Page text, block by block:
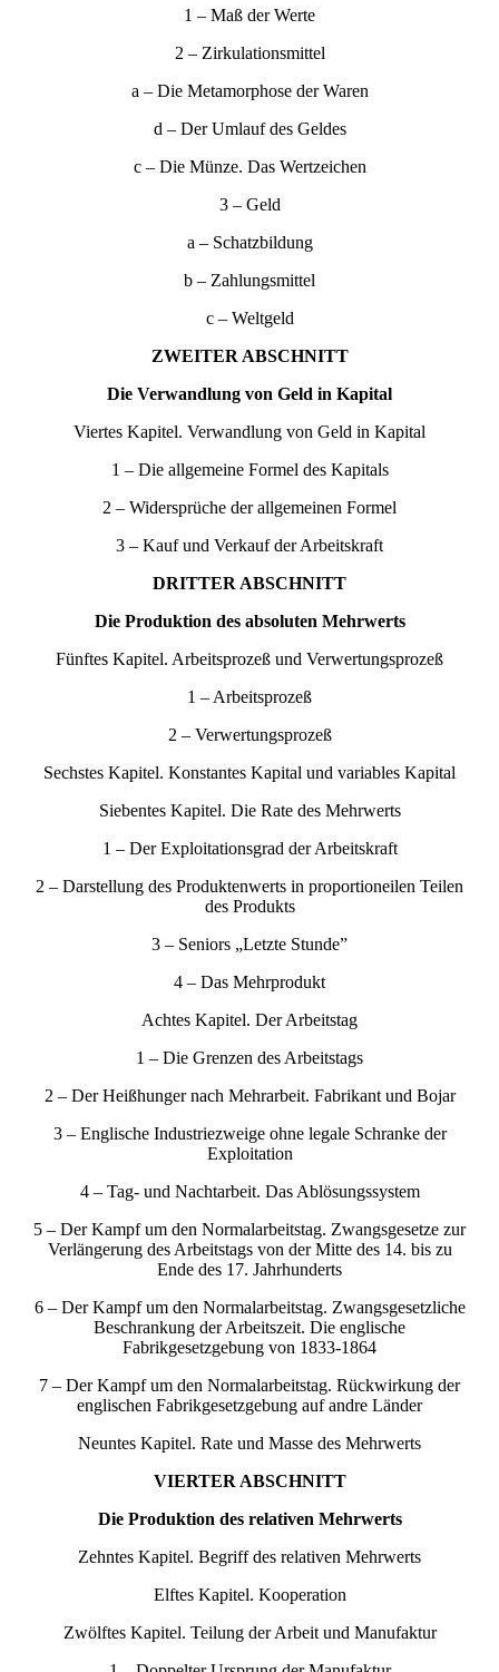
1 – Maß der Werte
2 – Zirkulationsmittel
a – Die Metamorphose der Waren
d – Der Umlauf des Geldes
c – Die Münze. Das Wertzeichen
3 – Geld
a – Schatzbildung
b – Zahlungsmittel
c – Weltgeld
ZWEITER ABSCHNITT
Die Verwandlung von Geld in Kapital
Viertes Kapitel. Verwandlung von Geld in Kapital
1 – Die allgemeine Formel des Kapitals
2 – Widersprüche der allgemeinen Formel
3 – Kauf und Verkauf der Arbeitskraft
DRITTER ABSCHNITT
Die Produktion des absoluten Mehrwerts
Fünftes Kapitel. Arbeitsprozeß und Verwertungsprozeß
1 – Arbeitsprozeß
2 – Verwertungsprozeß
Sechstes Kapitel. Konstantes Kapital und variables Kapital
Siebentes Kapitel. Die Rate des Mehrwerts
1 – Der Exploitationsgrad der Arbeitskraft
2 – Darstellung des Produktenwerts in proportioneilen Teilen
des Produkts
3 – Seniors „Letzte Stunde”
4 – Das Mehrprodukt
Achtes Kapitel. Der Arbeitstag
1 – Die Grenzen des Arbeitstags
2 – Der Heißhunger nach Mehrarbeit. Fabrikant und Bojar
3 – Englische Industriezweige ohne legale Schranke der
Exploitation
4 – Tag- und Nachtarbeit. Das Ablösungssystem
5 – Der Kampf um den Normalarbeitstag. Zwangsgesetze zur
Verlängerung des Arbeitstags von der Mitte des 14. bis zu
Ende des 17. Jahrhunderts
6 – Der Kampf um den Normalarbeitstag. Zwangsgesetzliche
Beschrankung der Arbeitszeit. Die englische
Fabrikgesetzgebung von 1833-1864
7 – Der Kampf um den Normalarbeitstag. Rückwirkung der
englischen Fabrikgesetzgebung auf andre Länder
Neuntes Kapitel. Rate und Masse des Mehrwerts
VIERTER ABSCHNITT
Die Produktion des relativen Mehrwerts
Zehntes Kapitel. Begriff des relativen Mehrwerts
Elftes Kapitel. Kooperation
Zwölftes Kapitel. Teilung der Arbeit und Manufaktur